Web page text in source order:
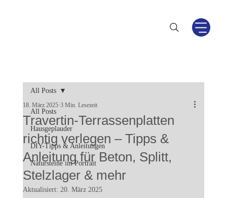
All Posts
Hausgeplauder
DIY-Tipps & Anleitungen
Natursteine im Portrait
All Posts
Travertin-Terrassenplatten
richtig verlegen – Tipps &
Anleitung für Beton, Splitt,
Stelzlager & mehr
18. März 2025 3 Min. Lesezeit
Aktualisiert: 20. März 2025